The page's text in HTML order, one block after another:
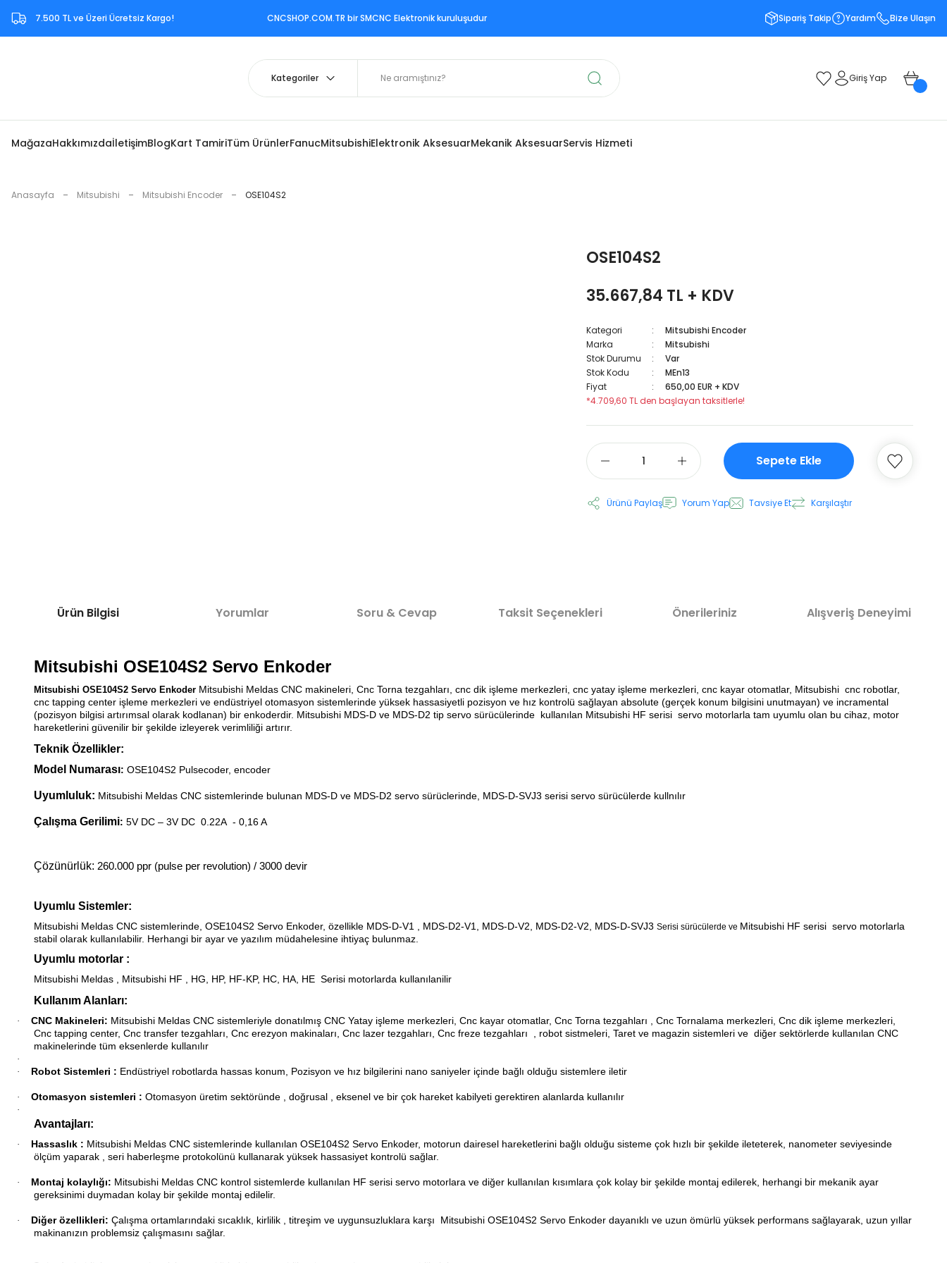
7.500 TL ve Üzeri Ücretsiz Kargo!‎ CNCSHOP.COM.TR ‎bir SMCNC Elektronik kuruluşudur Sipariş Takip Yardım Bize Ulaşın
Giriş Yap
MağazaHakkımızdaİletişimBlogKart TamiriTüm ÜrünlerFanucMitsubishiElektronik AksesuarMekanik AksesuarServis Hizmeti
Anasayfa Mitsubishi Mitsubishi Encoder OSE104S2
OSE104S2
35.667,84 TL + KDV
Kategori
Mitsubishi Encoder
Marka
Mitsubishi
Stok Durumu
Var
Stok Kodu
MEn13
Fiyat
650,00 EUR + KDV
*4.709,60 TL den başlayan taksitlerle!
Sepete Ekle
Ürünü Paylaş Yorum Yap Tavsiye Et Karşılaştır
Ürün Bilgisi Yorumlar Soru & Cevap Taksit Seçenekleri Önerileriniz Alışveriş Deneyimi
Mitsubishi OSE104S2 Servo Enkoder
Mitsubishi OSE104S2 Servo Enkoder Mitsubishi Meldas CNC makineleri, Cnc Torna tezgahları, cnc dik işleme merkezleri, cnc yatay işleme merkezleri, cnc kayar otomatlar, Mitsubishi cnc robotlar,
cnc tapping center işleme merkezleri ve endüstriyel otomasyon sistemlerinde yüksek hassasiyetli pozisyon ve hız kontrolü sağlayan absolute (gerçek konum bilgisini unutmayan) ve incramental
(pozisyon bilgisi artırımsal olarak kodlanan) bir enkoderdir. Mitsubishi MDS-D ve MDS-D2 tip servo sürücülerinde kullanılan Mitsubishi HF serisi servo motorlarla tam uyumlu olan bu cihaz, motor
hareketlerini güvenilir bir şekilde izleyerek verimliliği artırır.
Teknik Özellikler:
Model Numarası: OSE104S2 Pulsecoder, encoder
Uyumluluk: Mitsubishi Meldas CNC sistemlerinde bulunan MDS-D ve MDS-D2 servo sürüclerinde, MDS-D-SVJ3 serisi servo sürücülerde kullnılır
Çalışma Gerilimi: 5V DC – 3V DC 0.22A - 0,16 A
Çözünürlük: 260.000 ppr (pulse per revolution) / 3000 devir
Uyumlu Sistemler:
Mitsubishi Meldas CNC sistemlerinde, OSE104S2 Servo Enkoder, özellikle MDS-D-V1 , MDS-D2-V1, MDS-D-V2, MDS-D2-V2, MDS-D-SVJ3 Serisi sürücülerde ve Mitsubishi HF serisi servo motorlarla
stabil olarak kullanılabilir. Herhangi bir ayar ve yazılım müdahelesine ihtiyaç bulunmaz.
Uyumlu motorlar :
Mitsubishi Meldas , Mitsubishi HF , HG, HP, HF-KP, HC, HA, HE Serisi motorlarda kullanılanilir
Kullanım Alanları:
· CNC Makineleri: Mitsubishi Meldas CNC sistemleriyle donatılmış CNC Yatay işleme merkezleri, Cnc kayar otomatlar, Cnc Torna tezgahları , Cnc Tornalama merkezleri, Cnc dik işleme merkezleri,
Cnc tapping center, Cnc transfer tezgahları, Cnc erezyon makinaları, Cnc lazer tezgahları, Cnc freze tezgahları
, robot sistmeleri, Taret ve magazin sistemleri ve diğer sektörlerde kullanılan CNC
makinelerinde tüm eksenlerde kullanılır
·
·
Robot Sistemleri : Endüstriyel robotlarda hassas konum, Pozisyon ve hız bilgilerini nano saniyeler içinde bağlı olduğu sistemlere iletir
· Otomasyon sistemleri : Otomasyon üretim sektöründe , doğrusal , eksenel ve bir çok hareket kabilyeti gerektiren alanlarda kullanılır
·
Avantajları:
· Hassaslık : Mitsubishi Meldas CNC sistemlerinde kullanılan OSE104S2 Servo Enkoder, motorun dairesel hareketlerini bağlı olduğu sisteme çok hızlı bir şekilde ileteterek, nanometer seviyesinde
ölçüm yaparak , seri haberleşme protokolünü kullanarak yüksek hassasiyet kontrolü sağlar.
· Montaj kolaylığı: Mitsubishi Meldas CNC kontrol sistemlerde kullanılan HF serisi servo motorlara ve diğer kullanılan kısımlara çok kolay bir şekilde montaj edilerek, herhangi bir mekanik ayar
gereksinimi duymadan kolay bir şekilde montaj edilelir.
· Diğer özellikleri: Çalışma ortamlarındaki sıcaklık, kirlilik , titreşim ve uygunsuzluklara karşı Mitsubishi OSE104S2 Servo Enkoder dayanıklı ve uzun ömürlü yüksek performans sağlayarak, uzun yıllar
makinanızın problemsiz çalışmasını sağlar.